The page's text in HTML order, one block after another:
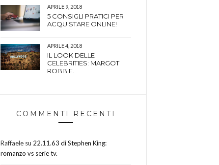
APRILE 9, 2018
5 CONSIGLI PRATICI PER
ACQUISTARE ONLINE!
APRILE 4, 2018
IL LOOK DELLE
CELEBRITIES: MARGOT
ROBBIE.
COMMENTI RECENTI
Raffaele su 22.11.63 di Stephen King:
romanzo vs serie tv.